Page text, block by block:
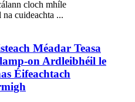
cloch mhíle
na cuideachta ...
Méadar Teasa
on Ardleibhéil le
Éifeachtach